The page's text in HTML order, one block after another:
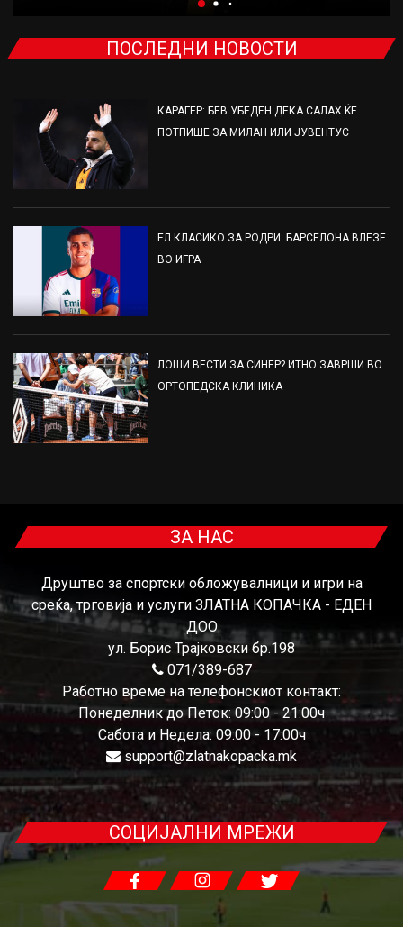
ПОСЛЕДНИ НОВОСТИ
КАРАГЕР: БЕВ УБЕДЕН ДЕКА САЛАХ ЌЕ
ПОТПИШЕ ЗА МИЛАН ИЛИ ЈУВЕНТУС
ЕЛ КЛАСИКО ЗА РОДРИ: БАРСЕЛОНА ВЛЕЗЕ
ВО ИГРА
ЛОШИ ВЕСТИ ЗА СИНЕР? ИТНО ЗАВРШИ ВО
ОРТОПЕДСКА КЛИНИКА
ЗА НАС
Друштво за спортски обложувалници и игри на
среќа, трговија и услуги ЗЛАТНА КОПАЧКА - ЕДЕН
ДОО
ул. Борис Трајковски бр.198
071/389-687
Работно време на телефонскиот контакт:
Понеделник до Петок: 09:00 - 21:00ч
Сабота и Недела: 09:00 - 17:00ч
support@zlatnakopacka.mk
СОЦИЈАЛНИ МРЕЖИ